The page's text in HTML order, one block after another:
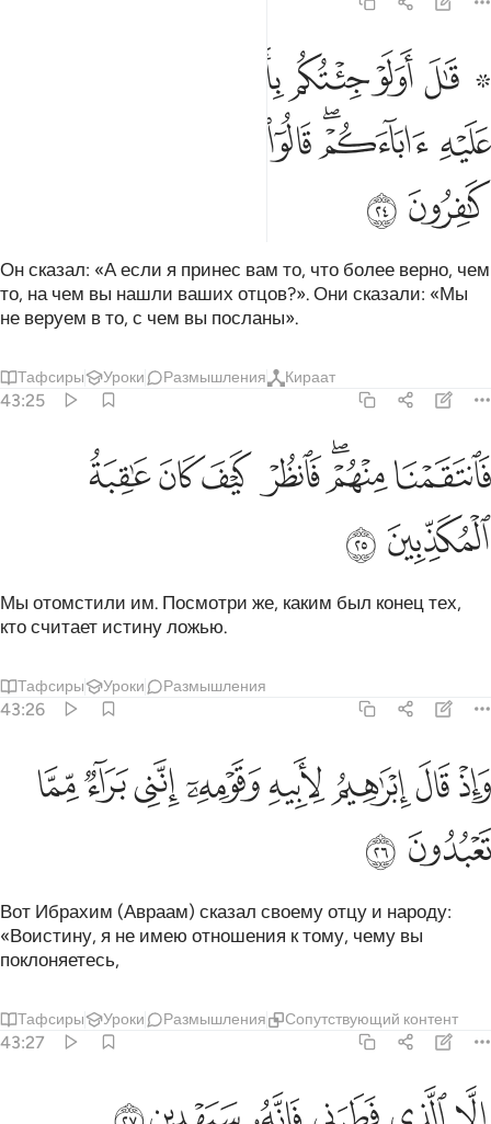
۞ قال اولو جيتكم باهدى مما وجدتم عليه اباءكم قالوا انا بما ارسلتم به
۞ قَـٰلَ أَوَلَوْ جِئْتُكُم بِأَهْدَىٰ مِمَّا وَجَدتُّمْ عَلَيْهِ ءَابَآءَكُمْ ۖ قَالُوٓا۟ إِنَّا بِمَآ أُرْسِلْتُم
ﱗ ﱘﱙﱚﱛ
ﱞﱟﱠﱡ
ﱦﱧ
Он сказал: «А если я принес вам то, что более верно, чем
то, на чем вы нашли ваших отцов?». Они сказали: «Мы
не веруем в то, с чем вы посланы».
Тафсиры Уроки Размышления Кираат
43:25
فانتقمنا منهم فانظر كيف كان عاقبة المكذبين ٢٥
فَٱنتَقَمْنَا مِنْهُمْ ۖ فَٱنظُرْ كَيْفَ كَانَ عَـٰقِبَةُ ٱلْمُكَذِّبِينَ ٢٥
ﱨﱩﱪﱫﱬﱭﱮ
ﱯﱰ
Мы отомстили им. Посмотри же, каким был конец тех,
кто считает истину ложью.
Тафсиры Уроки Размышления
43:26
واذ قال ابراهيم لابيه وقومه انني براء مما تعبدون ٢٦
وَإِذْ قَالَ إِبْرَٰهِيمُ لِأَبِيهِ وَقَوْمِهِۦٓ إِنَّنِى بَرَآءٌۭ مِّمَّا تَعْبُدُونَ ٢٦
ﱱﱲﱳﱴﱵﱶﱷﱸ
ﱹﱺ
Вот Ибрахим (Авраам) сказал своему отцу и народу:
«Воистину, я не имею отношения к тому, чему вы
поклоняетесь,
Тафсиры Уроки Размышления Сопутствующий контент
43:27
الا الذي فطرني فانه سيهدين ٢٧
إِلَّا ٱلَّذِى فَطَرَنِى فَإِنَّهُۥ سَيَهْدِينِ ٢٧